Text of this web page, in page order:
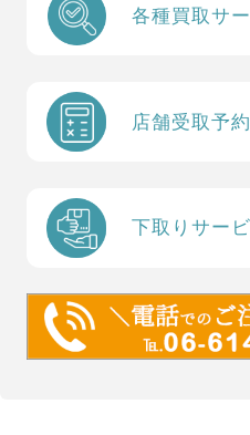
各種買取サ
店舗受取予
下取りサー